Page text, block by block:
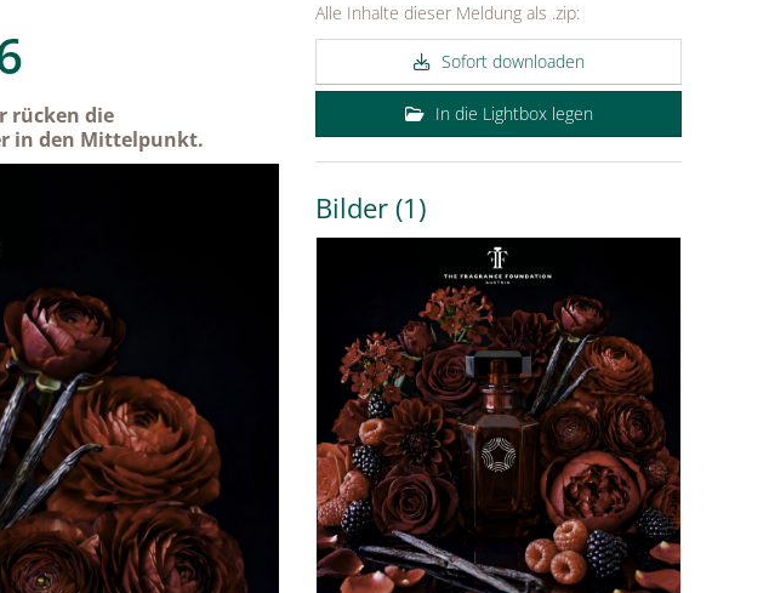
rücken die
in den Mittelpunkt.
Alle Inhalte dieser Meldung als .zip:
Sofort downloaden
In die Lightbox legen
Bilder (1)